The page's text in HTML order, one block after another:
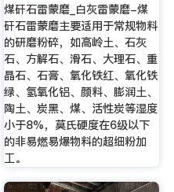
煤矸石雷蒙磨_白灰雷蒙磨-煤
矸石雷蒙磨主要适用于常规物料
的研磨粉碎，如高岭土、石灰
石、方解石、滑石、大理石、重
晶石、石膏、氧化铁红、氧化铁
绿、氢氧化铝、颜料、膨润土、
陶土、炭黑、煤、活性炭等湿度
小于8%，莫氏硬度在6级以下
的非易燃易爆物料的超细粉加
工。